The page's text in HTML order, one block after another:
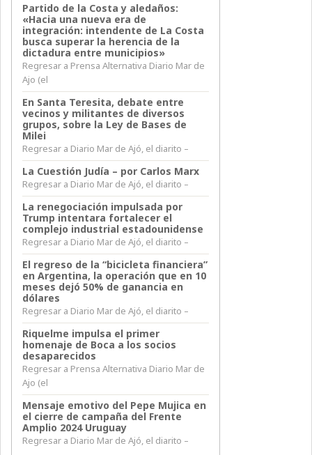
Partido de la Costa y aledaños:
«Hacia una nueva era de
integración: intendente de La Costa
busca superar la herencia de la
dictadura entre municipios»
Regresar a Prensa Alternativa Diario Mar de
Ajo (el
En Santa Teresita, debate entre
vecinos y militantes de diversos
grupos, sobre la Ley de Bases de
Milei
Regresar a Diario Mar de Ajó, el diarito –
La Cuestión Judía – por Carlos Marx
Regresar a Diario Mar de Ajó, el diarito –
La renegociación impulsada por
Trump intentara fortalecer el
complejo industrial estadounidense
Regresar a Diario Mar de Ajó, el diarito –
El regreso de la “bicicleta financiera”
en Argentina, la operación que en 10
meses dejó 50% de ganancia en
dólares
Regresar a Diario Mar de Ajó, el diarito –
Riquelme impulsa el primer
homenaje de Boca a los socios
desaparecidos
Regresar a Prensa Alternativa Diario Mar de
Ajo (el
Mensaje emotivo del Pepe Mujica en
el cierre de campaña del Frente
Amplio 2024 Uruguay
Regresar a Diario Mar de Ajó, el diarito –